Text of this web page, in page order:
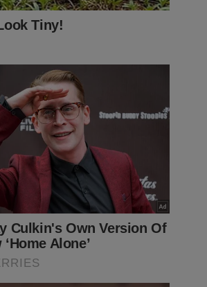
apresentacao
muitas opções! Neste
R$ 69,90. Basta clicar no